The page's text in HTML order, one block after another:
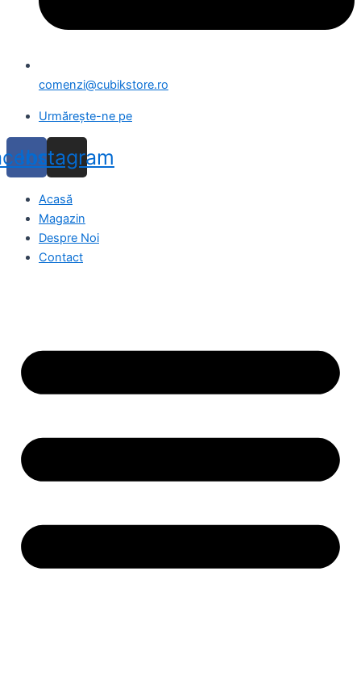
comenzi@cubikstore.ro
Urmărește-ne pe
Instagram
Acasă
Magazin
Despre Noi
Contact